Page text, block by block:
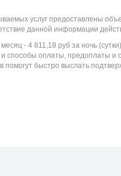
услуг предоставлены
данной информации
- 4 811,18 руб за ночь (сутки)
способы оплаты, предоплаты и
помогут быстро выслать